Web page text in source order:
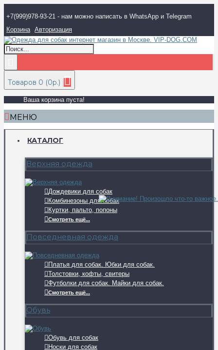
+7(999)978-93-21 - нам можно написать в WhatsApp и Telegram
Корзина Авторизация
Товаров 0 (0р.)
Ваша корзина пуста!
МЕНЮ
КАТАЛОГ
Верхняя одежда
Дождевики для собак
Комбинезоны для собак
Куртки, пальто, попоны
Смотреть ещё...
Повседневная одежда
Платья для собак. Юбки для собак.
Толстовки, кофты, свитеры
Футболки для собак. Майки для собак.
Смотреть ещё...
Обувь
Обувь для собак
Носки для собак